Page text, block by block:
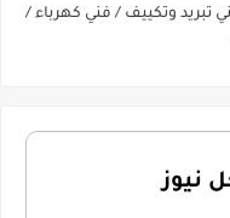
وتكييف / فني كهرباء /
نيوز